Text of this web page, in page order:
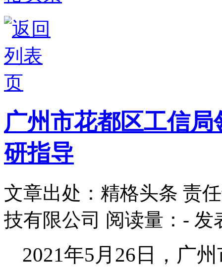
广州市花都区工信
研指导
文章出处：精格头条 责
技有限公司 阅读量： - 发
2021年5月 26 日， 广